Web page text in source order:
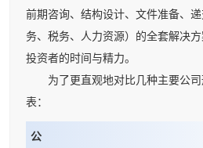
前期咨询、结构设计、文件准备、
务、税务、人力资源）的全套解决
投资者的时间与精力。
为了更直观地对比几种主要公司
表：
公